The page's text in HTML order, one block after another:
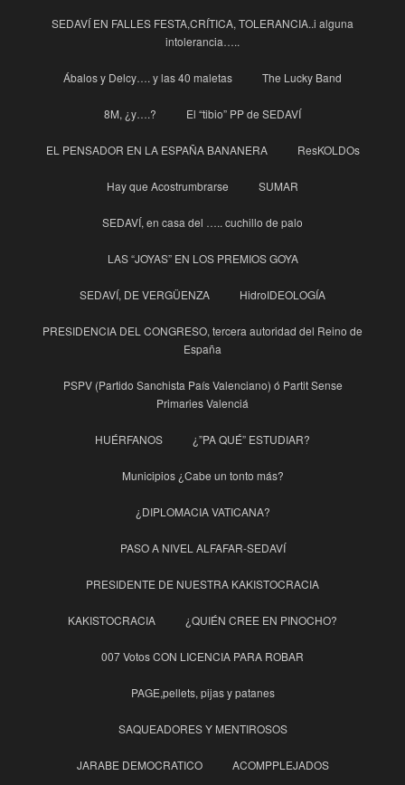
SEDAVÍ EN FALLES FESTA,CRÍTICA, TOLERANCIA..i alguna
intolerancia…..
Ábalos y Delcy…. y las 40 maletas The Lucky Band
8M, ¿y….? El “tibio” PP de SEDAVÍ
EL PENSADOR EN LA ESPAÑA BANANERA ResKOLDOs
Hay que Acostrumbrarse SUMAR
SEDAVÍ, en casa del ….. cuchillo de palo
LAS “JOYAS” EN LOS PREMIOS GOYA
SEDAVÍ, DE VERGÜENZA HidroIDEOLOGÍA
PRESIDENCIA DEL CONGRESO, tercera autoridad del Reino de
España
PSPV (Partido Sanchista País Valenciano) ó Partit Sense
Primaries Valenciá
HUÉRFANOS ¿”PA QUÉ” ESTUDIAR?
Municipios ¿Cabe un tonto más?
¿DIPLOMACIA VATICANA?
PASO A NIVEL ALFAFAR-SEDAVÍ
PRESIDENTE DE NUESTRA KAKISTOCRACIA
KAKISTOCRACIA ¿QUIÉN CREE EN PINOCHO?
007 Votos CON LICENCIA PARA ROBAR
PAGE,pellets, pijas y patanes
SAQUEADORES Y MENTIROSOS
JARABE DEMOCRATICO ACOMPPLEJADOS